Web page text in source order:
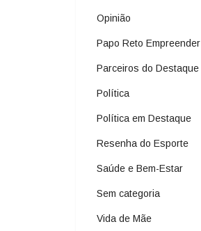
Opinião
Papo Reto Empreender
Parceiros do Destaque
Política
Política em Destaque
Resenha do Esporte
Saúde e Bem-Estar
Sem categoria
Vida de Mãe